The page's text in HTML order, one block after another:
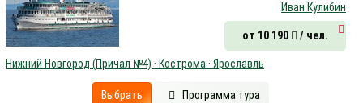
Иван Кулибин
от 10 190 / чел.
Нижний Новгород (Причал №4) · Кострома · Ярославль
Выбрать Программа тура